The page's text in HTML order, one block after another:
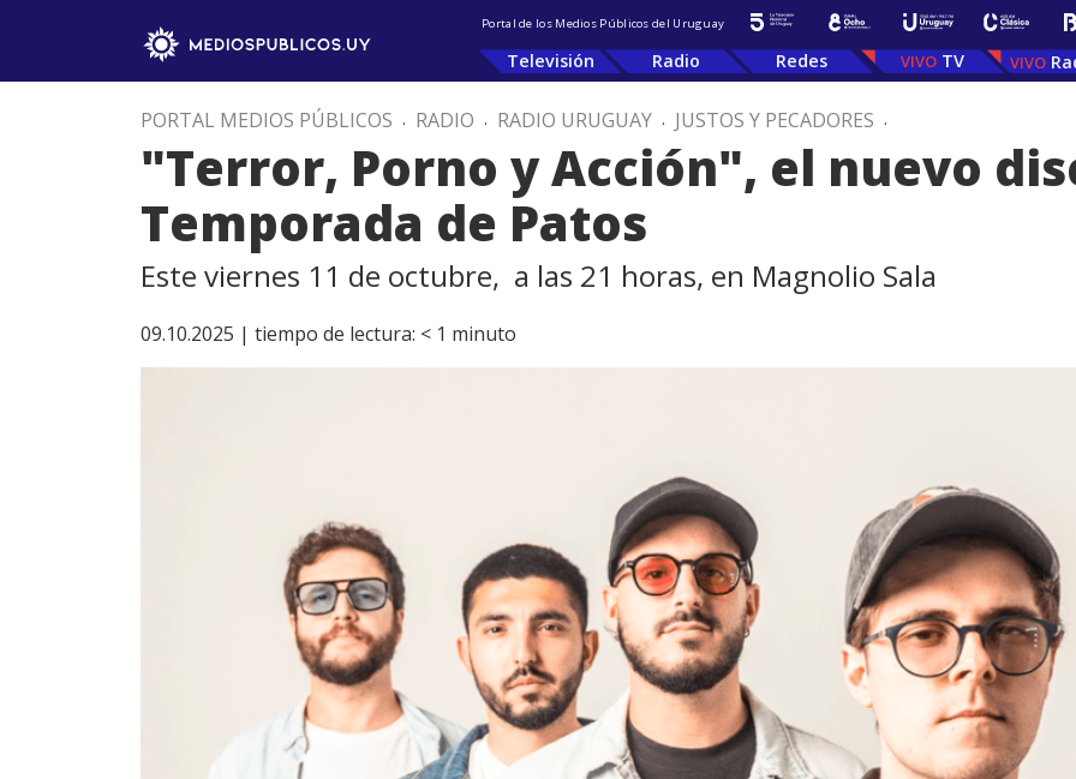
Portal de los Medios Públicos del Uruguay
Televisión Radio Redes TV
PORTAL MEDIOS PÚBLICOS . RADIO . RADIO URUGUAY . JUSTOS Y PECADORES .
"Terror, Porno y Acción", el nuevo
Temporada de Patos
Este viernes 11 de octubre, a las 21 horas, en Magnolio Sala
09.10.2025 | tiempo de lectura: < 1 minuto